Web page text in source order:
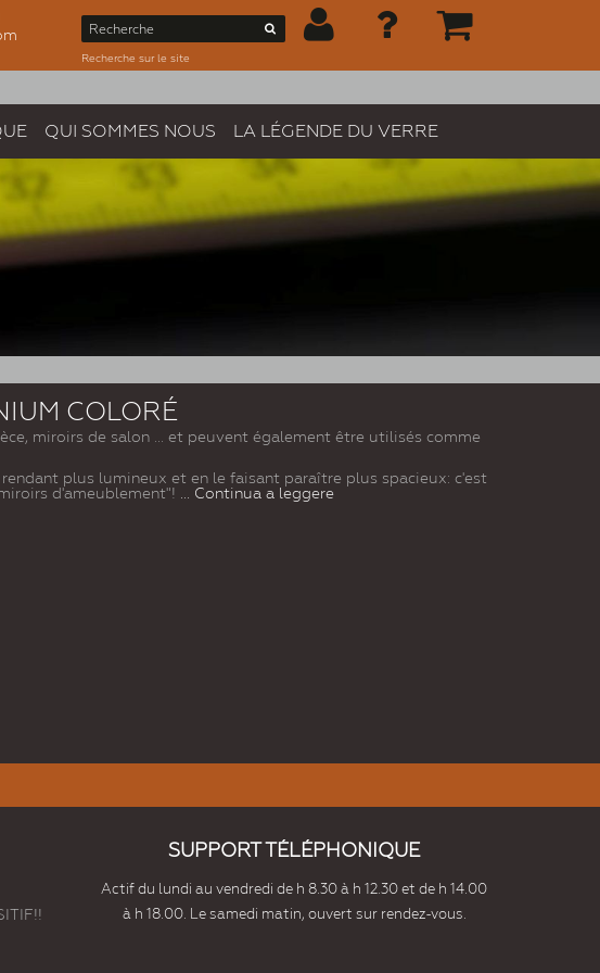
Recherche sur le site
QUI SOMMES NOUS LA LÉGENDE DU VERRE
COLORÉ
miroirs de salon ... et peuvent également être utilisés comme
plus lumineux et en le faisant paraître plus spacieux: c'est
d'ameublement"!
... Continua a leggere
SUPPORT TÉLÉPHONIQUE
Actif du lundi au vendredi de h 8.30 à h 12.30 et de h 14.00
à h 18.00. Le samedi matin, ouvert sur rendez-vous.